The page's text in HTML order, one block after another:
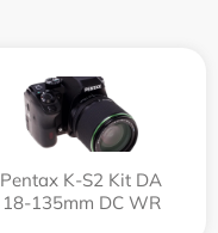
Pentax K-S2 Kit DA
18-135mm DC WR